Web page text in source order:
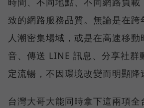
致的網路服務品質。無論是在跨
人潮密集場域，或是在高速移動
音、傳送 LINE 訊息、分享社群
定流暢，不因環境改變而明顯降
台灣大哥大能同時拿下這兩項全